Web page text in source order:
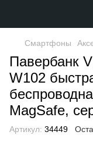
Смартфоны
Павербанк
W102
MagSafe,
Артикул: 34449